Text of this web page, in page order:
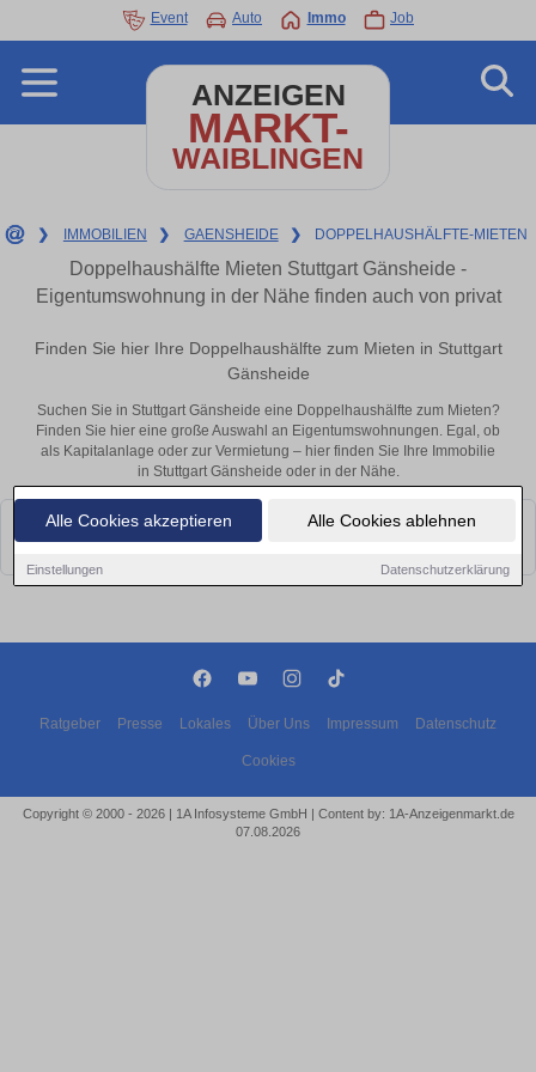
Alle Cookies akzeptieren Alle Cookies ablehnen
Einstellungen Datenschutzerklärung
Event Auto Immo Job
ANZEIGEN
MARKT-
WAIBLINGEN
❯ IMMOBILIEN ❯ GAENSHEIDE ❯ DOPPELHAUSHÄLFTE-MIETEN
Doppelhaushälfte Mieten Stuttgart Gänsheide -
Eigentumswohnung in der Nähe finden auch von privat
Finden Sie hier Ihre Doppelhaushälfte zum Mieten in Stuttgart
Gänsheide
Suchen Sie in Stuttgart Gänsheide eine Doppelhaushälfte zum Mieten?
Finden Sie hier eine große Auswahl an Eigentumswohnungen. Egal, ob
als Kapitalanlage oder zur Vermietung – hier finden Sie Ihre Immobilie
in Stuttgart Gänsheide oder in der Nähe.
Leider konnten wir derzeit keine passenden Objekte finden. Schauen Sie
bald wieder vorbei!
Ratgeber Presse Lokales Über Uns Impressum Datenschutz
Cookies
Copyright © 2000 - 2026 | 1A Infosysteme GmbH | Content by: 1A-Anzeigenmarkt.de
07.08.2026